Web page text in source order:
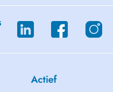
Actief